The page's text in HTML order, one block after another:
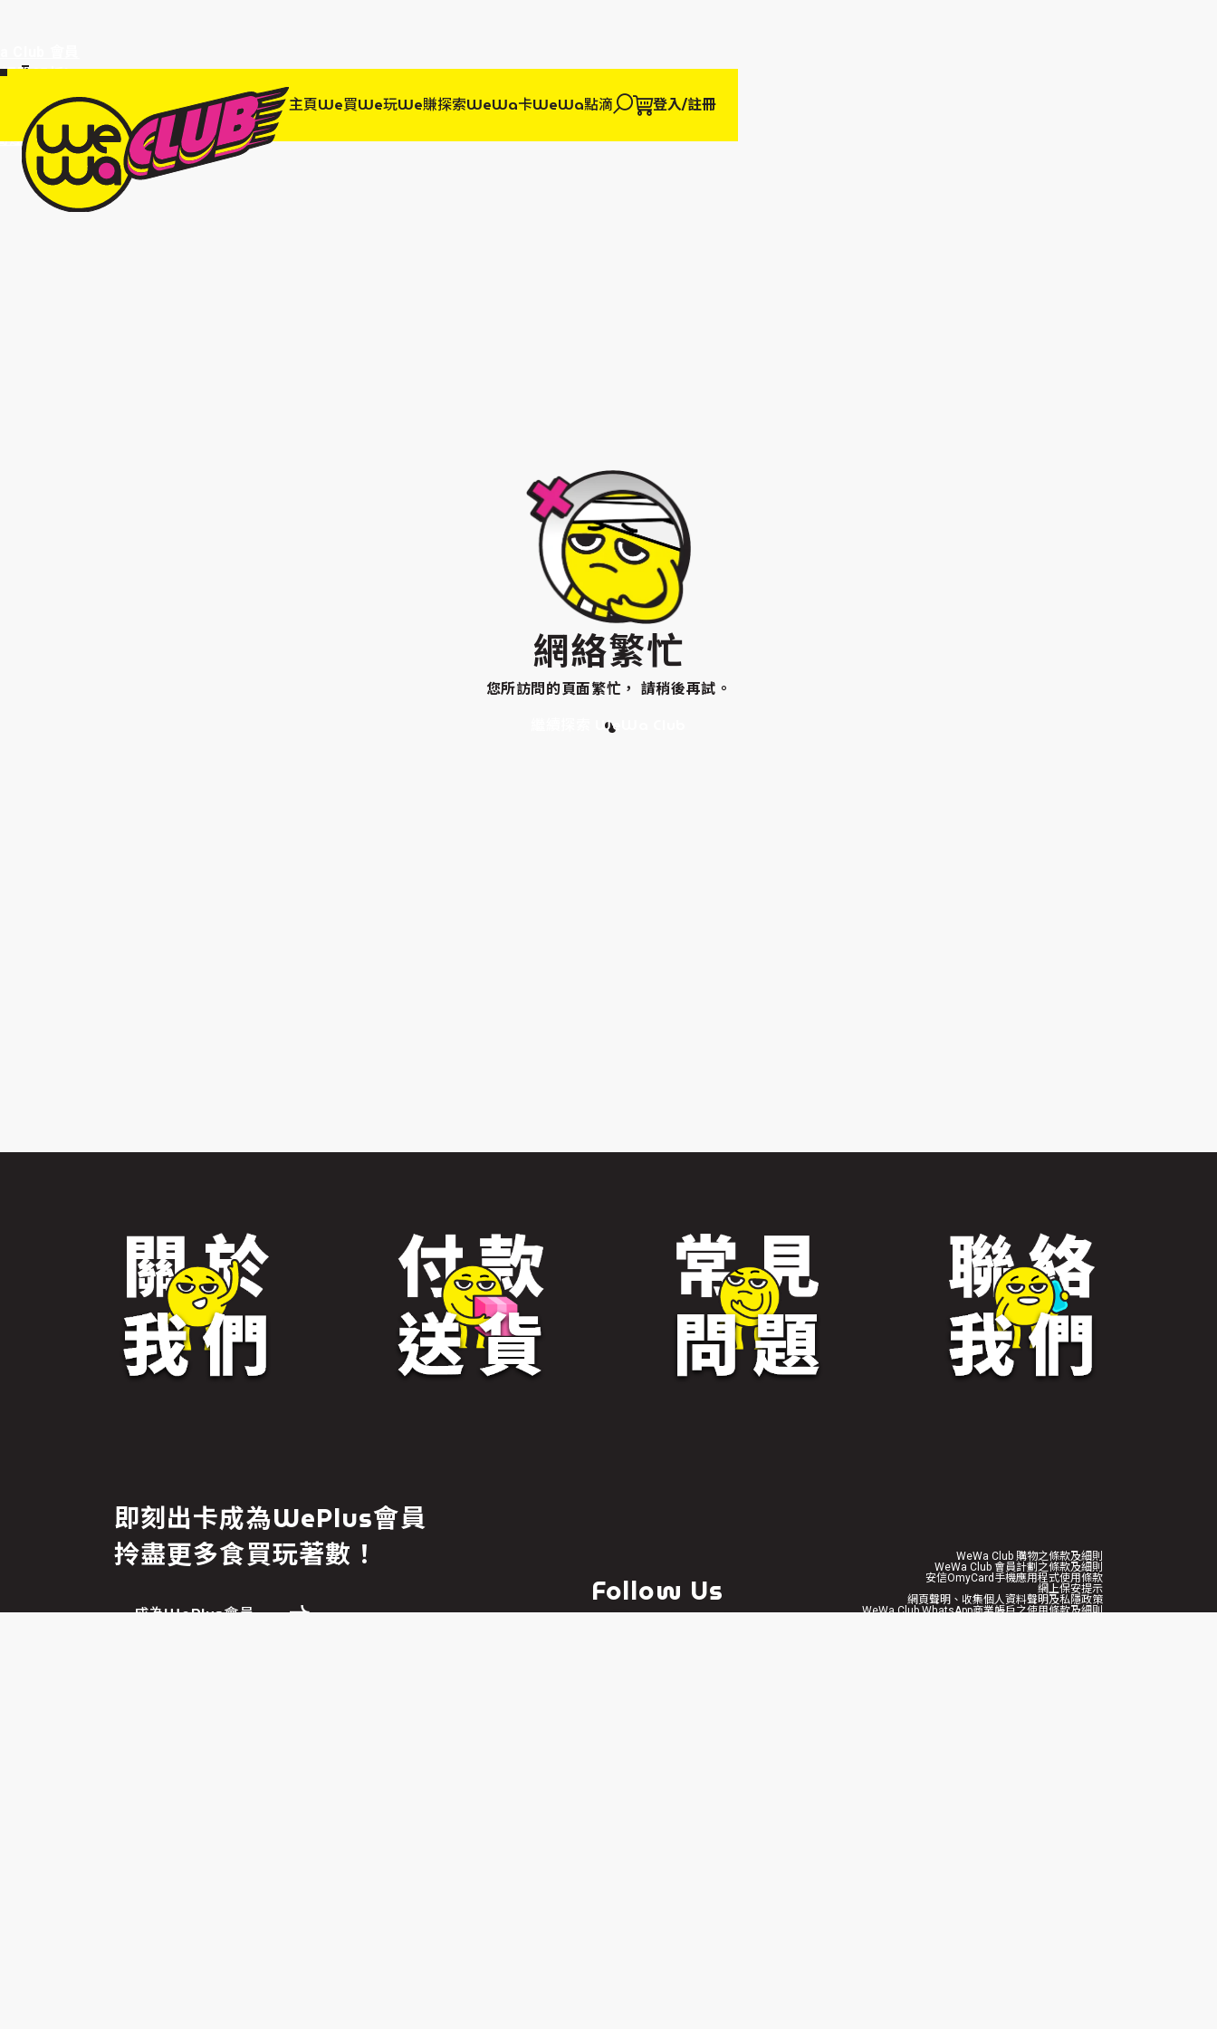
單95折!
輸入優惠
即
達95折!
主頁We買We玩We賺探索WeWa卡WeWa點滴 登入/註冊
網絡繁忙
您所訪問的頁面繁忙， 請稍後再試。
繼續探索 WeWa Club
即刻出卡成為WePlus會員
拎盡更多食買玩著數！
成為WePlus會員
Follow Us
WeWa Club 購物之條款及細則
WeWa Club 會員計劃之條款及細則
安信OmyCard手機應用程式使用條款
網上保安提示
網頁聲明、收集個人資料聲明及私隱政策
WeWa Club WhatsApp商業帳戶之使用條款及細則
繼續前往